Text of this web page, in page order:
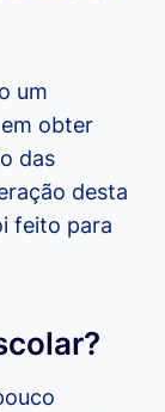
um
obter
das
desta
feito para